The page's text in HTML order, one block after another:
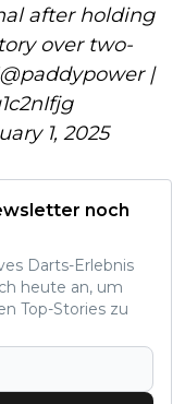
after holding
over two-
@paddypower|
1, 2025
noch
Darts-Erlebnis
heute an, um
Top-Stories zu